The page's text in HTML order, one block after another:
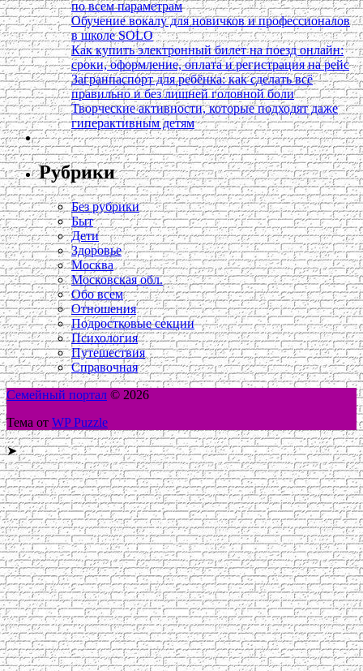
по всем параметрам
Обучение вокалу для новичков и профессионалов
в школе SOLO
Как купить электронный билет на поезд онлайн:
сроки, оформление, оплата и регистрация на рейс
Загранпаспорт для ребёнка: как сделать всё
правильно и без лишней головной боли
Творческие активности, которые подходят даже
гиперактивным детям
Рубрики
Без рубрики
Быт
Дети
Здоровье
Москва
Московская обл.
Обо всем
Отношения
Подростковые секции
Психология
Путешествия
Справочная
Семейный портал © 2026
Тема от WP Puzzle
➤